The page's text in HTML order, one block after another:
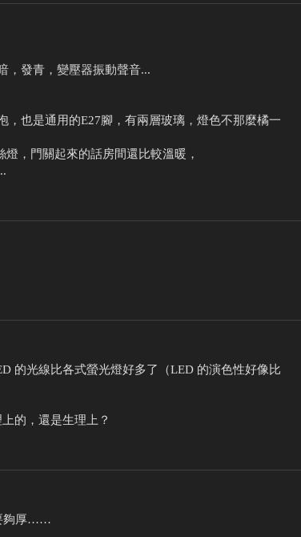
，發青，變壓器振動聲音...
，也是通用的E27腳，有兩層玻璃，燈色不那麼橘一
，門關起來的話房間還比較溫暖，
的光線比各式螢光燈好多了（LED 的演色性好像比
的，還是生理上？
夠厚……